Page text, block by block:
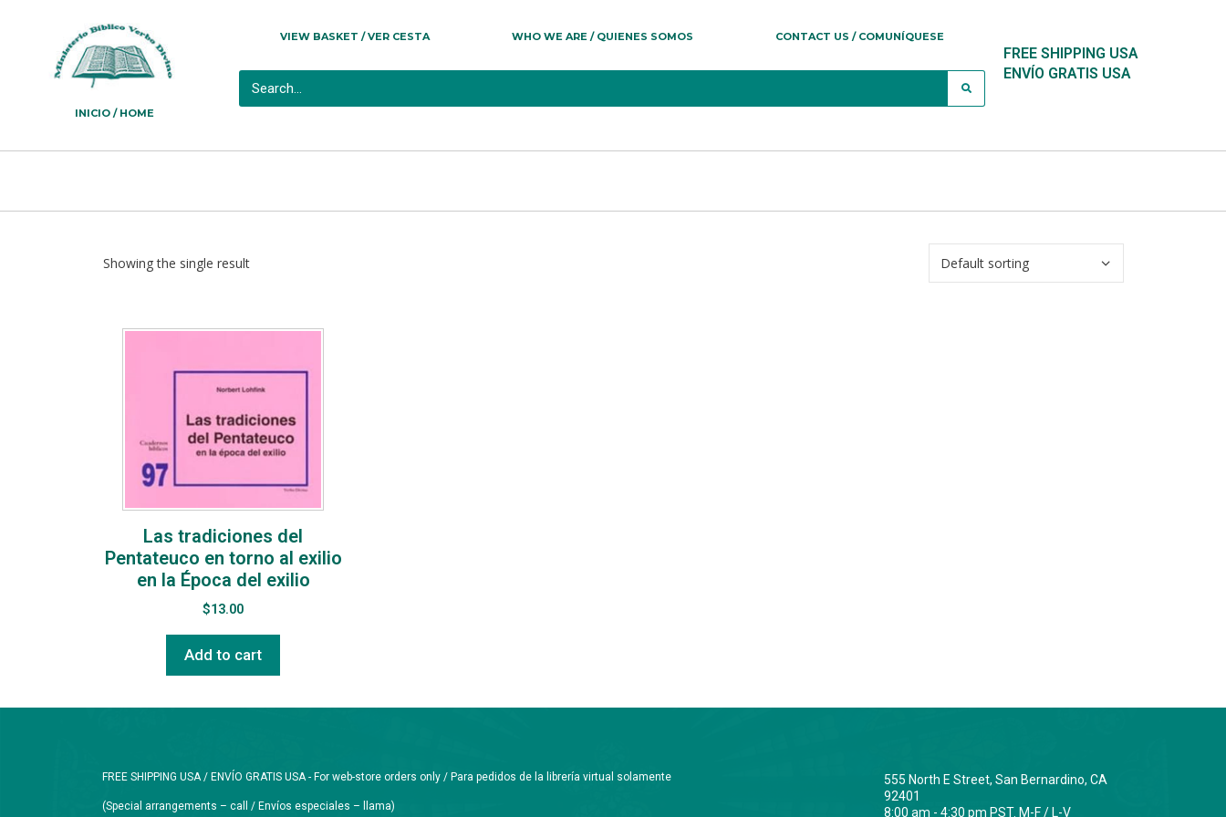
INICIO / HOME
VIEW BASKET / VER CESTA WHO WE ARE / QUIENES SOMOS CONTACT US / COMUNÍQUESE
FREE SHIPPING USA
ENVÍO GRATIS USA
Showing the single result
Las tradiciones del
Pentateuco en torno al exilio
en la Época del exilio
$13.00
Add to cart
FREE SHIPPING USA / ENVÍO GRATIS USA - For web-store orders only / Para pedidos de la librería virtual solamente
(Special arrangements – call / Envíos especiales – llama)
555 North E Street, San Bernardino, CA
92401
8:00 am - 4:30 pm PST. M-F / L-V